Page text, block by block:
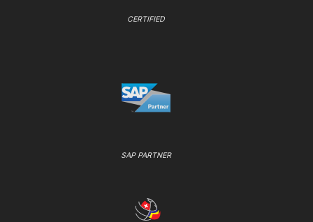
CERTIFIED
SAP PARTNER